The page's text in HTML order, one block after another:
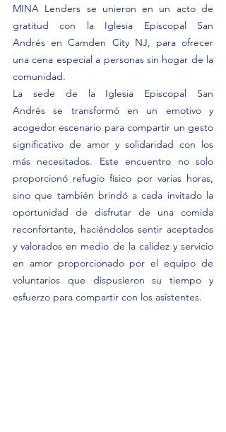
MINA Lenders se unieron en un acto de
gratitud con la Iglesia Episcopal San
Andrés en Camden City NJ, para ofrecer
una cena especial a personas sin hogar de la
comunidad.
La sede de la Iglesia Episcopal San
Andrés se transformó en un emotivo y
acogedor escenario para compartir un gesto
significativo de amor y solidaridad con los
más necesitados. Este encuentro no solo
proporcionó refugio físico por varias horas,
sino que también brindó a cada invitado la
oportunidad de disfrutar de una comida
reconfortante, haciéndolos sentir aceptados
y valorados en medio de la calidez y servicio
en amor proporcionado por el equipo de
voluntarios que dispusieron su tiempo y
esfuerzo para compartir con los asistentes.